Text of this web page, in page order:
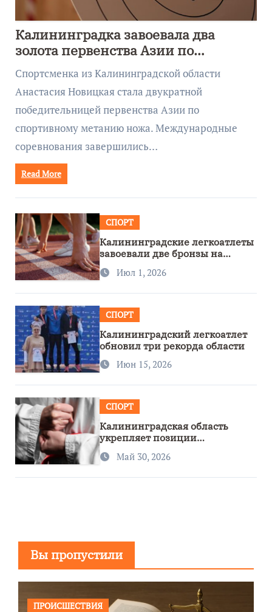
Калининградка завоевала два
золота первенства Азии по
метанию ножа
Спортсменка из Калининградской области
Анастасия Новицкая стала двукратной
победительницей первенства Азии по
спортивному метанию ножа. Международные
соревнования завершились…
Read More
СПОРТ
Калининградские легкоатлеты
завоевали две бронзы на
первенстве России
Июл 1, 2026
СПОРТ
Калининградский легкоатлет
обновил три рекорда области
Июн 15, 2026
СПОРТ
Калининградская область
укрепляет позиции
спортивного региона
Май 30, 2026
Вы пропустили
ПРОИСШЕСТВИЯ